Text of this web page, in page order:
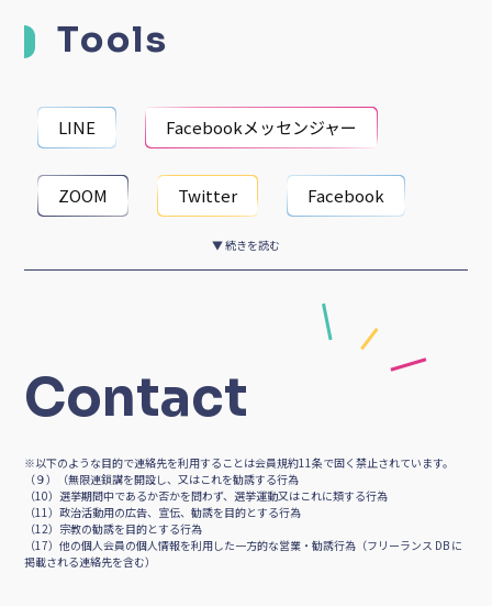
LINE Facebookメッセンジャー
ZOOM Twitter Facebook
Youtube
▼ 続きを読む
Contact
（10）選挙期間中であるか否かを問わず、選挙運動又はこれに類する行為
（11）政治活動用の広告、宣伝、勧誘を目的とする行為
（12）宗教の勧誘を目的とする行為
（17）他の個人会員の個人情報を利用した一方的な営業・勧誘行為（フリーランス DB に
掲載される連絡先を含む）